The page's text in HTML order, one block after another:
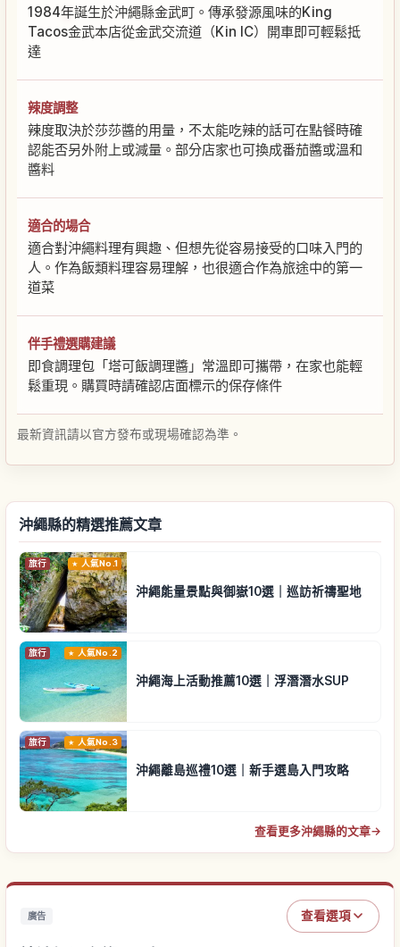
1984年誕生於沖繩縣金武町。傳承發源風味的King
Tacos金武本店從金武交流道（Kin IC）開車即可輕鬆抵
達
辣度調整
辣度取決於莎莎醬的用量，不太能吃辣的話可在點餐時確
認能否另外附上或減量。部分店家也可換成番茄醬或溫和
醬料
適合的場合
適合對沖繩料理有興趣、但想先從容易接受的口味入門的
人。作為飯類料理容易理解，也很適合作為旅途中的第一
道菜
伴手禮選購建議
即食調理包「塔可飯調理醬」常溫即可攜帶，在家也能輕
鬆重現。購買時請確認店面標示的保存條件
最新資訊請以官方發布或現場確認為準。
沖繩縣的精選推薦文章
旅行 人氣No.1
沖繩能量景點與御嶽10選｜巡訪祈禱聖地
旅行 人氣No.2
沖繩海上活動推薦10選｜浮潛潛水SUP
旅行 人氣No.3
沖繩離島巡禮10選｜新手選島入門攻略
查看更多沖繩縣的文章→
廣告 查看選項